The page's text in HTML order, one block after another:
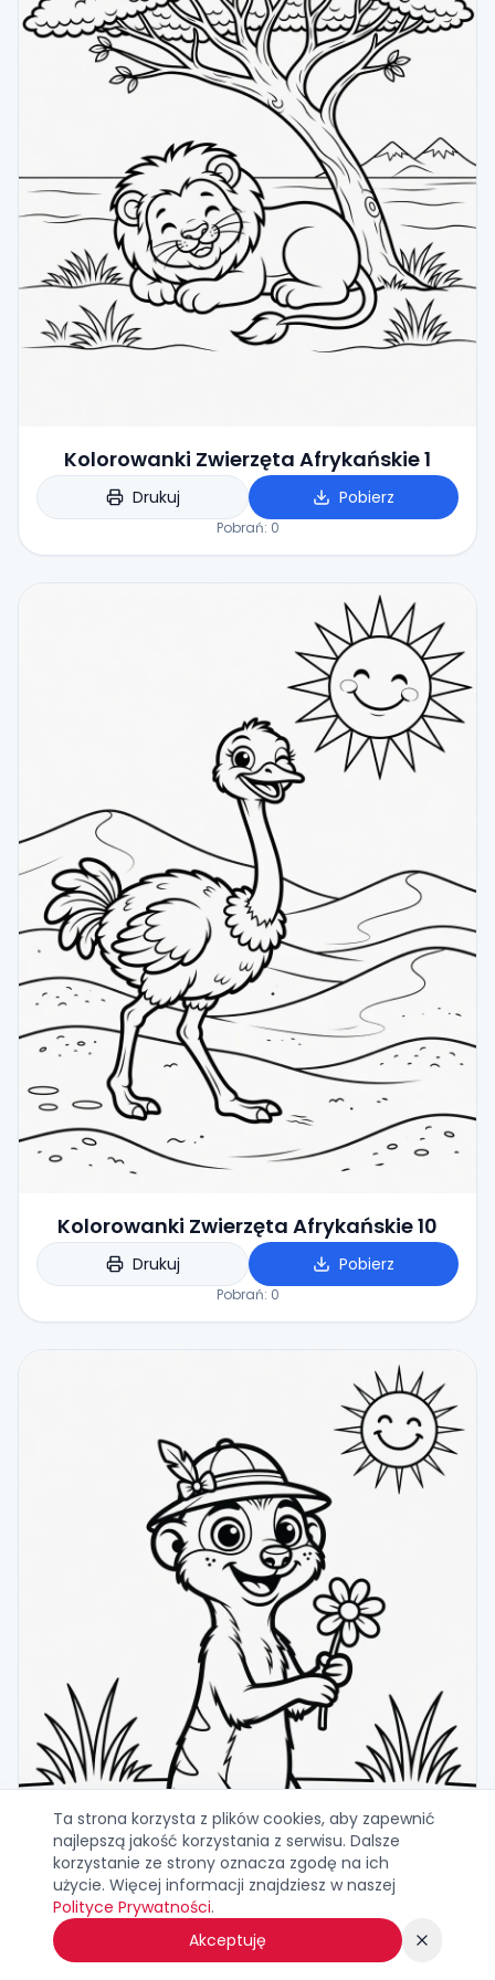
Kolorowanki Zwierzęta Afrykańskie 1
Drukuj Pobierz
Pobrań: 0
Kolorowanki Zwierzęta Afrykańskie 10
Drukuj Pobierz
Pobrań: 0
Ta strona korzysta z plików cookies, aby zapewnić
najlepszą jakość korzystania z serwisu. Dalsze
korzystanie ze strony oznacza zgodę na ich
użycie. Więcej informacji znajdziesz w naszej
Polityce Prywatności.
Akceptuję